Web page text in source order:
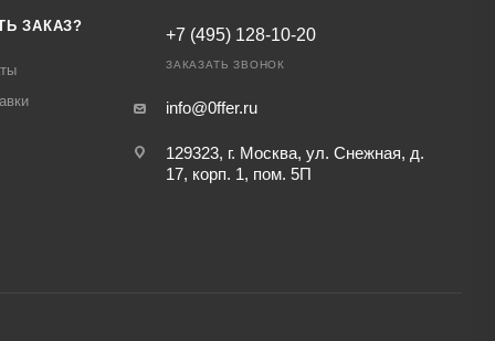
ЗАКАЗ? +7 (495) 128-10-20
ЗАКАЗАТЬ ЗВОНОК
info@0ffer.ru
129323, г. Москва, ул. Снежная, д.
17, корп. 1, пом. 5П